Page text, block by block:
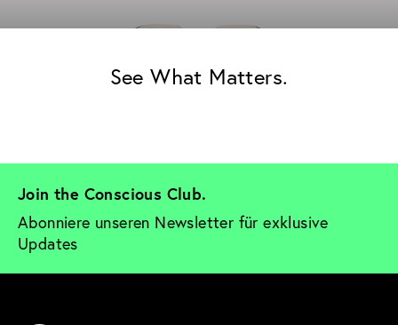
See What Matters.
Join the Conscious Club.
Abonniere unseren Newsletter für exklusive
Updates